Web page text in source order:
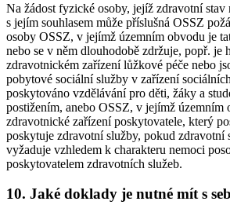
Na žádost fyzické osoby, jejíž zdravotní stav
s jejím souhlasem může příslušná OSSZ
osoby OSSZ, v jejímž územním obvodu je
nebo se v něm dlouhodobě zdržuje, popř. je
zdravotnickém zařízení lůžkové péče nebo
pobytové sociální služby v zařízení
poskytováno vzdělávání pro děti, žáky a
postižením, anebo OSSZ, v jejímž územním
zdravotnické zařízení poskytovatele, který
poskytuje zdravotní služby, pokud zdravotní
vyžaduje vzhledem k charakteru nemoci
poskytovatelem zdravotních služeb.
10. Jaké doklady je nutné mít s